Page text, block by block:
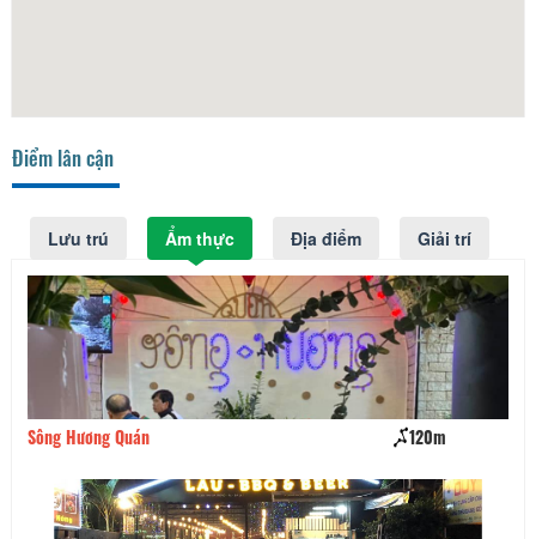
Điểm lân cận
Lưu trú Ẩm thực Địa điểm Giải trí
Sông Hương Quán 120m